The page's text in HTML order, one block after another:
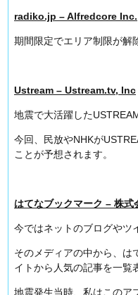
radiko.jp – Alfredcore Inc.
期間限定でエリア制限が解
Ustream – Ustream.tv, Inc
地震で大活躍した
今回、民放やNHKが
ことが予想されます。
はてなブックマーク – 株式
今ではネットのブログやツ
そのメディアの中から、は
イトから人気の記事を一覧
地震発生当時、私はこのア